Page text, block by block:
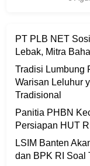
PT PLB NET
Lebak, Mitra
Tradisi Lumbung
Warisan Leluhur
Tradisional
Panitia PHBN
Persiapan HUT
LSIM Banten
dan BPK RI Soal